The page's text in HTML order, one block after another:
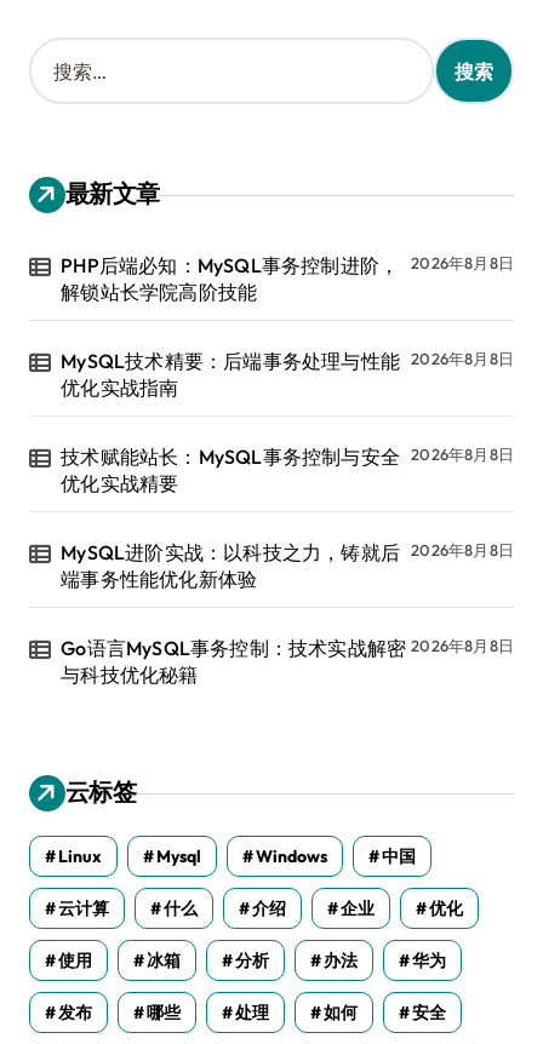
搜
索
：
最新文章
PHP后端必知：MySQL事务控制进阶，
解锁站长学院高阶技能
2026年8月8日
MySQL技术精要：后端事务处理与性能
优化实战指南
2026年8月8日
技术赋能站长：MySQL事务控制与安全
优化实战精要
2026年8月8日
MySQL进阶实战：以科技之力，铸就后
端事务性能优化新体验
2026年8月8日
Go语言MySQL事务控制：技术实战解密
与科技优化秘籍
2026年8月8日
云标签
Linux Mysql Windows 中国
云计算 什么 介绍 企业 优化
使用 冰箱 分析 办法 华为
发布 哪些 处理 如何 安全